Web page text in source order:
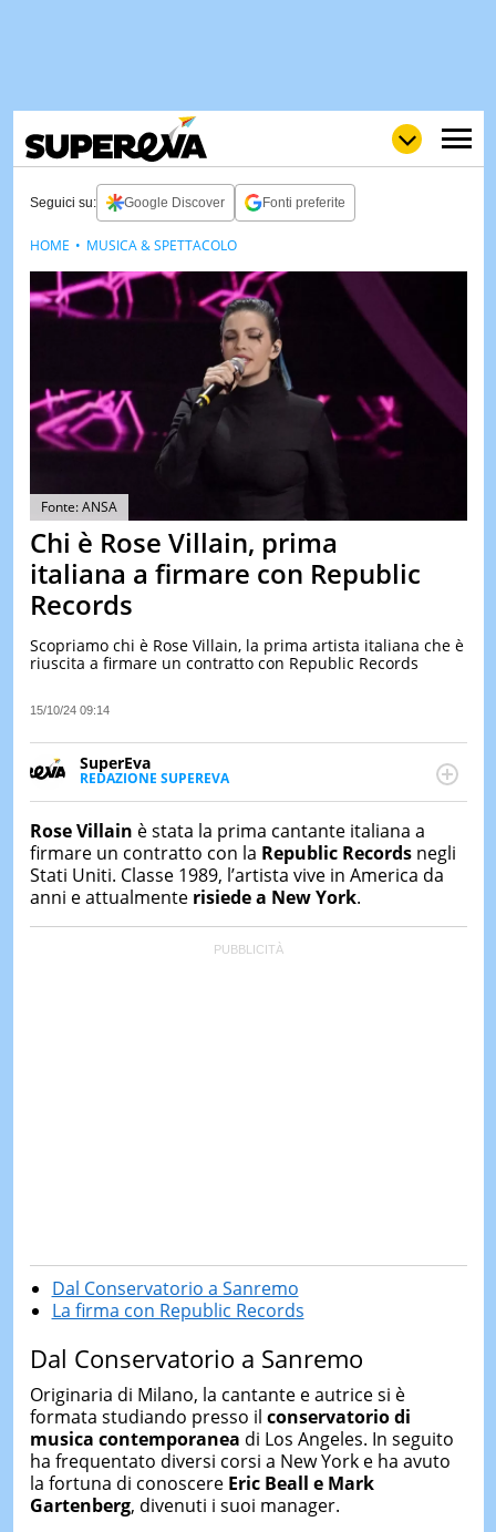
LOL
WOW
POP
NEWS
VIDEO
TEST
LE
DI
IERI
Seguici su: Google Discover Fonti preferite
Fonte: ANSA
Chi è Rose Villain, prima
italiana a firmare con Republic
Records
Scopriamo chi è Rose Villain, la prima artista italiana che è
riuscita a firmare un contratto con Republic Records
15/10/24 09:14
SuperEva
REDAZIONE SUPEREVA
SuperEva è il magazine di Italiaonline dedicato a
Pensato per tutti ma soprattutto per la GenZ, molto
“social” e sempre in cerca di notizie originali. Dalle
tendenze del momento ai fatti più strani alle
scoperte più divertenti: mille storie da scoprire ogni
giorno”
HOME MUSICA & SPETTACOLO
Rose Villain è stata la prima cantante italiana a
firmare un contratto con la Republic Recordsnegli
Stati Uniti. Classe 1989, l’artista vive in America da
anni e attualmente risiede a New York.
Dal Conservatorio a Sanremo
La firma con Republic Records
Dal Conservatorio a Sanremo
Originaria di Milano, la cantante e autrice si è
formata studiando presso il conservatorio di
musica contemporanea di Los Angeles. In seguito
ha frequentato diversi corsi a New York e ha avuto
la fortuna di conoscere Eric Beall e Mark
Gartenberg, divenuti i suoi manager.